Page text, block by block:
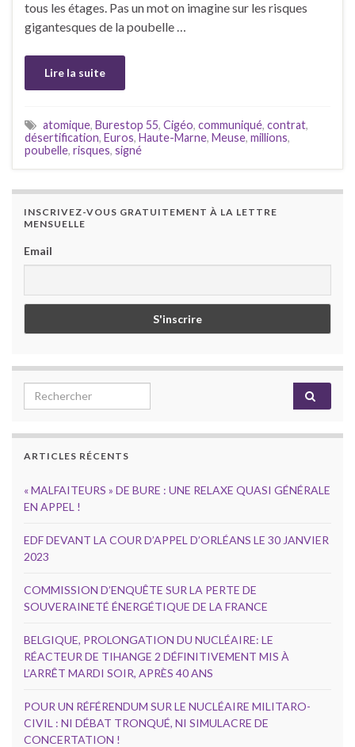
tous les étages. Pas un mot on imagine sur les risques
gigantesques de la poubelle …
Lire la suite
atomique, Burestop 55, Cigéo, communiqué, contrat,
désertification, Euros, Haute-Marne, Meuse, millions,
poubelle, risques, signé
INSCRIVEZ-VOUS GRATUITEMENT À LA LETTRE
MENSUELLE
Email
Search for:
ARTICLES RÉCENTS
« MALFAITEURS » DE BURE : UNE RELAXE QUASI GÉNÉRALE
EN APPEL !
EDF DEVANT LA COUR D’APPEL D’ORLÉANS LE 30 JANVIER
2023
COMMISSION D’ENQUÊTE SUR LA PERTE DE
SOUVERAINETÉ ÉNERGÉTIQUE DE LA FRANCE
BELGIQUE, PROLONGATION DU NUCLÉAIRE: LE
RÉACTEUR DE TIHANGE 2 DÉFINITIVEMENT MIS À
L’ARRÊT MARDI SOIR, APRÈS 40 ANS
POUR UN RÉFÉRENDUM SUR LE NUCLÉAIRE MILITARO-
CIVIL : NI DÉBAT TRONQUÉ, NI SIMULACRE DE
CONCERTATION !